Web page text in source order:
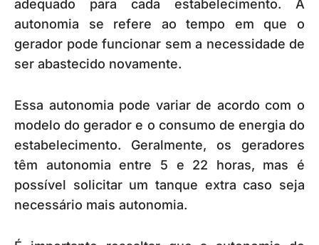
adequado para cada estabelecimento. A
autonomia se refere ao tempo em que o
gerador pode funcionar sem a necessidade de
ser abastecido novamente.
Essa autonomia pode variar de acordo com o
modelo do gerador e o consumo de energia do
estabelecimento. Geralmente, os geradores
têm autonomia entre 5 e 22 horas, mas é
possível solicitar um tanque extra caso seja
necessário mais autonomia.